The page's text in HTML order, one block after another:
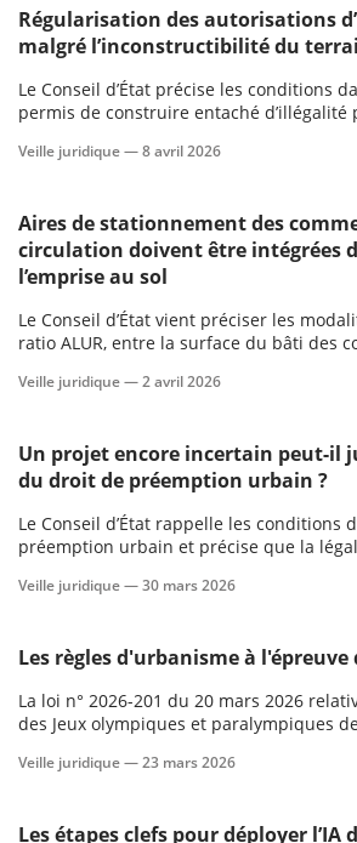
Régularisation des autorisations
malgré l’inconstructibilité du
Le Conseil d’État précise les conditions
permis de construire entaché d’illégalité
inconstructible postérieurement à sa
Veille juridique —8 avril 2026
Aires de stationnement des
circulation doivent être intégrées
l’emprise au sol
Le Conseil d’État vient préciser les
ratio ALUR, entre la surface du bâti des
Veille juridique —2 avril 2026
Un projet encore incertain peut-il
du droit de préemption urbain ?
Le Conseil d’État rappelle les conditions
préemption urbain et précise que la
ne dépend pas de la certitude ni du
Veille juridique —30 mars 2026
Les règles d'urbanisme à l'épreuve
La loi n° 2026-201 du 20 mars 2026
des Jeux olympiques et paralympiques
Veille juridique —23 mars 2026
Les étapes clefs pour déployer l’IA